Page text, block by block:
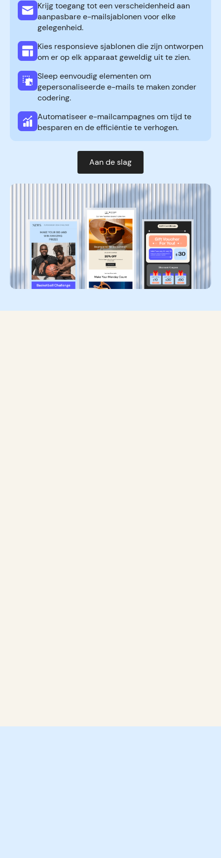
Krijg toegang tot een verscheidenheid aan
aanpasbare e-mailsjablonen voor elke
gelegenheid.
Kies responsieve sjablonen die zijn ontworpen
om er op elk apparaat geweldig uit te zien.
Sleep eenvoudig elementen om
gepersonaliseerde e-mails te maken zonder
codering.
Automatiseer e-mailcampagnes om tijd te
besparen en de efficiëntie te verhogen.
Aan de slag